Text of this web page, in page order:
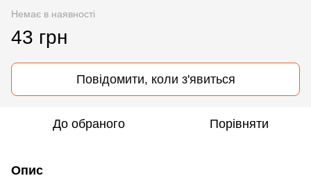
Немає в наявності
43 грн
Повідомити, коли з'явиться
До обраного Порівняти
Опис